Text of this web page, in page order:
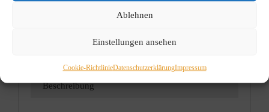
Ablehnen
Einstellungen ansehen
Cookie-RichtlinieDatenschutzerklärungImpressum
Div. Kopien von Sigma
Westerngitarren Schlagwörter:
Beschreibung